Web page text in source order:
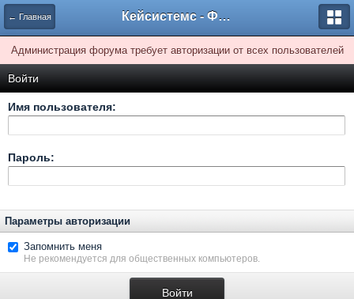
← Главная Кейсистемс - Форумы
Администрация форума требует авторизации от всех пользователей
Войти
Имя пользователя:
Пароль:
Параметры авторизации
Запомнить меня
Не рекомендуется для общественных компьютеров.